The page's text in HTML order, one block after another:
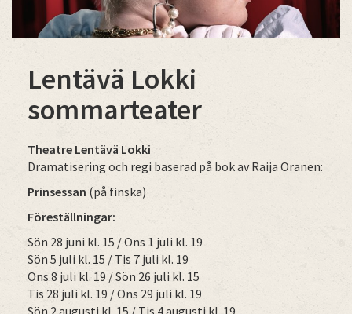
Lentävä Lokki
sommarteater
Theatre Lentävä Lokki
Dramatisering och regi baserad på bok avRaija Oranen:
Prinsessan (på finska)
Föreställningar:
Sön 28 juni kl. 15 / Ons 1 juli kl. 19
Sön 5 juli kl. 15 / Tis 7 juli kl. 19
Ons 8 juli kl. 19 / Sön 26 juli kl. 15
Tis 28 juli kl. 19 / Ons 29 juli kl. 19
Sön 2 augusti kl. 15 / Tis 4 augusti kl. 19